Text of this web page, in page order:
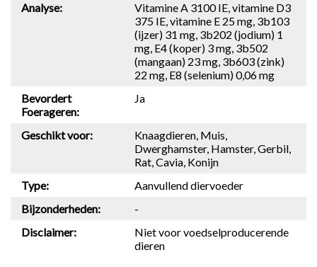
Analyse:
Vitamine A 3100 IE, vitamine D3
375 IE, vitamine E 25 mg, 3b103
(ijzer) 31 mg, 3b202 (jodium) 1
mg, E4 (koper) 3 mg, 3b502
(mangaan) 23 mg, 3b603 (zink)
22 mg, E8 (selenium) 0,06 mg
Bevordert
Foerageren:
Ja
Geschikt voor:
Knaagdieren, Muis,
Dwerghamster, Hamster, Gerbil,
Rat, Cavia, Konijn
Type:
Aanvullend diervoeder
Bijzonderheden:
-
Disclaimer:
Niet voor voedselproducerende
dieren